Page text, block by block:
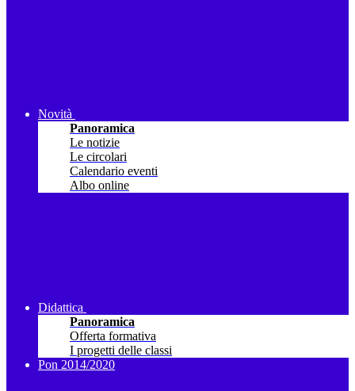
Novità
Panoramica
Le notizie
Le circolari
Calendario eventi
Albo online
Didattica
Panoramica
Offerta formativa
I progetti delle classi
Pon 2014/2020